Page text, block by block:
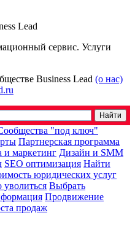
сервис. Услуги
Business Lead (о нас)
"под ключ"
Партнерская программа
и маркетинг Дизайн и SMM
SEO оптимизация Найти
юридических услуг
Выбрать
Продвижение
продаж